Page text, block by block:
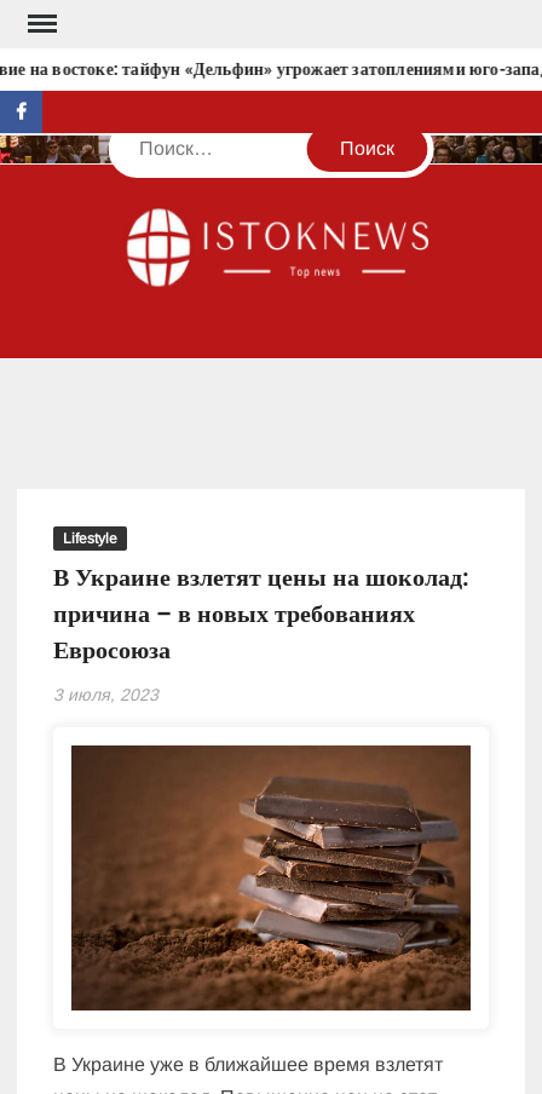
Перейти
содержимому
на востоке: тайфун «Дельфин» угрожает затоплениями юго-
facebook
Поиск
Lifestyle
В Украине взлетят цены на шоколад:
причина – в новых требованиях
Евросоюза
3 июля, 2023
В Украине уже в ближайшее время взлетят